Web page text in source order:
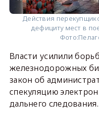
Действия
дефициту мест в
Фото:
Власти усилили
железнодорожных
закон об
спекуляцию
дальнего следования.